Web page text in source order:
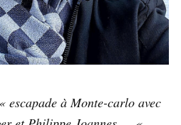
« escapade à Monte-carlo avec